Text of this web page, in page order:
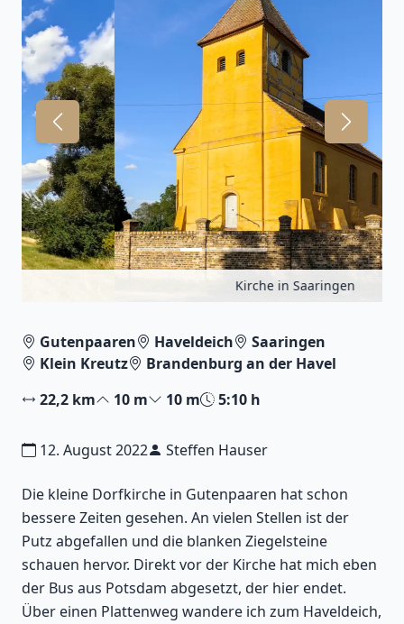
Kirche in Saaringen
Gutenpaaren Haveldeich
Saaringen
Klein Kreutz
Brandenburg an der Havel
22,2 km
10 m 10 m 5:10 h
12. August 2022 Steffen Hauser
Die kleine Dorfkirche in Gutenpaaren hat schon
bessere Zeiten gesehen. An vielen Stellen ist der
Putz abgefallen und die blanken Ziegelsteine
schauen hervor. Direkt vor der Kirche hat mich eben
der Bus aus Potsdam abgesetzt, der hier endet.
Über einen Plattenweg wandere ich zum Haveldeich,